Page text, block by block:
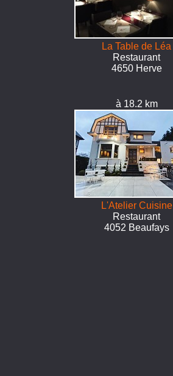
La Table de Léa
Restaurant
4650 Herve
à 18.2 km
L'Atelier Cuisine
Restaurant
4052 Beaufays